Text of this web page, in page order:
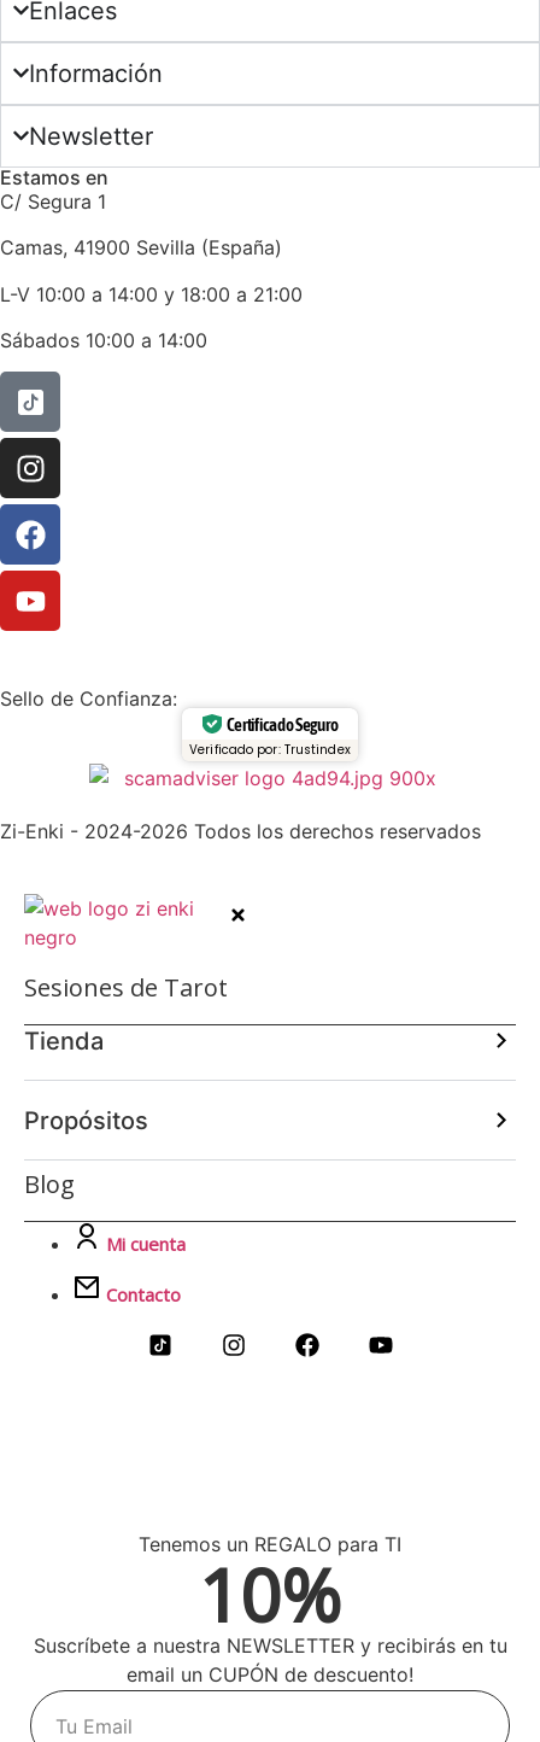
Enlaces
Información
Newsletter
Estamos en
C/ Segura 1
Camas, 41900 Sevilla (España)
L-V 10:00 a 14:00 y 18:00 a 21:00
Sábados 10:00 a 14:00
Sello de Confianza:
Certificado Seguro
Verificado por: Trustindex
Zi-Enki - 2024-2026 Todos los derechos reservados
Sesiones de Tarot
Tienda
Propósitos
Blog
Mi cuenta
Contacto
Tenemos un REGALO para TI
10%
Suscríbete a nuestra NEWSLETTER y recibirás en tu
email un CUPÓN de descuento!